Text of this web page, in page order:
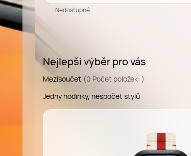
Nedostupné
Nejlepší výběr pro vás
Mezisoučet (0 Počet položek: )
Jedny hodinky, nespočet stylů